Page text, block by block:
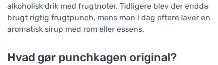
alkoholisk drik med frugtnoter. Tidligere blev der endda
brugt rigtig frugtpunch, mens man i dag oftere laver en
aromatisk sirup med rom eller essens.
Hvad gør punchkagen original?